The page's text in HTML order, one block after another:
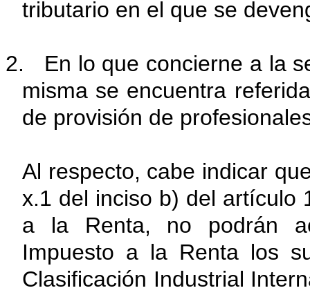
tributario en el que se
2. En lo que concierne a la
misma se encuentra
de provisión de
Al respecto, cabe indicar
x.1 del inciso b) del artículo
a la Renta, no podrán
Impuesto a la Renta los
Clasificación Industrial